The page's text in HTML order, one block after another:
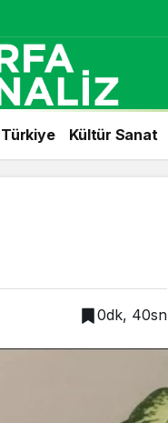
Türkiye Kültür Sanat
0dk, 40sn